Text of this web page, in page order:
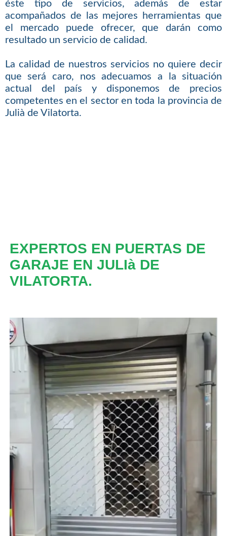
éste tipo de servicios, además de estar
acompañados de las mejores herramientas que
el mercado puede ofrecer, que darán como
resultado un servicio de calidad.
La calidad de nuestros servicios no quiere decir
que será caro, nos adecuamos a la situación
actual del país y disponemos de precios
competentes en el sector en toda la provincia de
Julià de Vilatorta.
EXPERTOS EN PUERTAS DE
GARAJE EN JULIà DE
VILATORTA.